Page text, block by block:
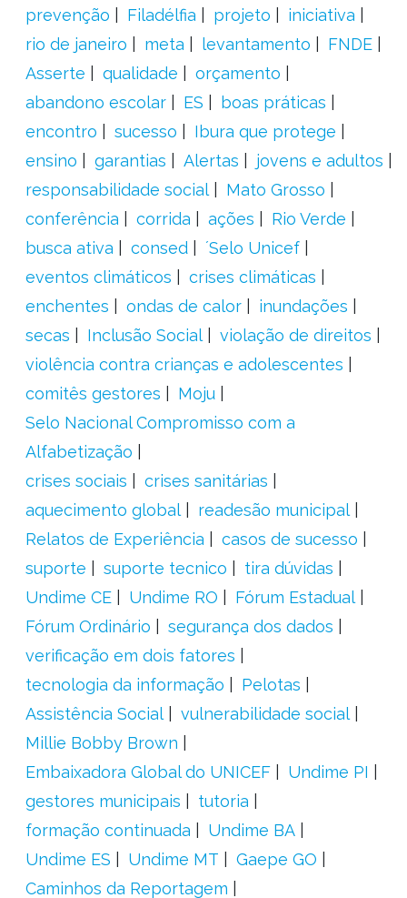
prevenção
Filadélfia projeto
iniciativa
rio de janeiro
meta levantamento
FNDE
Asserte
qualidade
orçamento
abandono escolar
ES
boas práticas
encontro
sucesso
Ibura que protege
ensino
garantias Alertas
jovens e adultos
responsabilidade social
Mato Grosso
conferência
corrida ações
Rio Verde
busca ativa
consed
´Selo Unicef
eventos climáticos
crises climáticas
enchentes
ondas de calor
inundações
secas
Inclusão Social
violação de direitos
violência contra crianças e adolescentes
comitês gestores
Moju
Selo Nacional Compromisso com a
Alfabetização
crises sociais
crises sanitárias
aquecimento global
readesão municipal
Relatos de Experiência
casos de sucesso
suporte
suporte tecnico
tira dúvidas
Undime CE
Undime RO
Fórum Estadual
Fórum Ordinário
segurança dos dados
verificação em dois fatores
tecnologia da informação
Pelotas
Assistência Social
vulnerabilidade social
Millie Bobby Brown
Embaixadora Global do UNICEF
Undime PI
gestores municipais
tutoria
formação continuada
Undime BA
Undime ES
Undime MT
Gaepe GO
Caminhos da Reportagem